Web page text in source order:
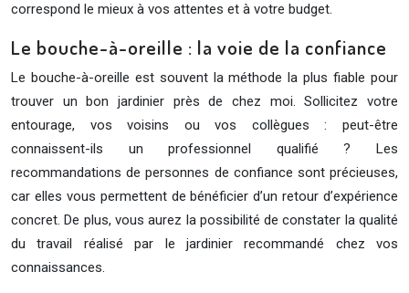
correspond le mieux à vos attentes et à votre budget.
Le bouche-à-oreille : la voie de la confiance
Le bouche-à-oreille est souvent la méthode la plus fiable pour
trouver un bon jardinier près de chez moi. Sollicitez votre
entourage, vos voisins ou vos collègues : peut-être
connaissent-ils un professionnel qualifié ? Les
recommandations de personnes de confiance sont précieuses,
car elles vous permettent de bénéficier d’un retour d’expérience
concret. De plus, vous aurez la possibilité de constater la qualité
du travail réalisé par le jardinier recommandé chez vos
connaissances.